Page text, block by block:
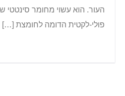
העור. הוא עשוי מחומר סינטטי
פולי-לקטית הדומה לחומצת […]